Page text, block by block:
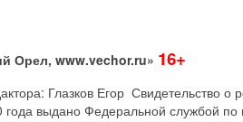
Орел, www.vechor.ru» 16+
Глазков Егор
выдано Федеральной службой по